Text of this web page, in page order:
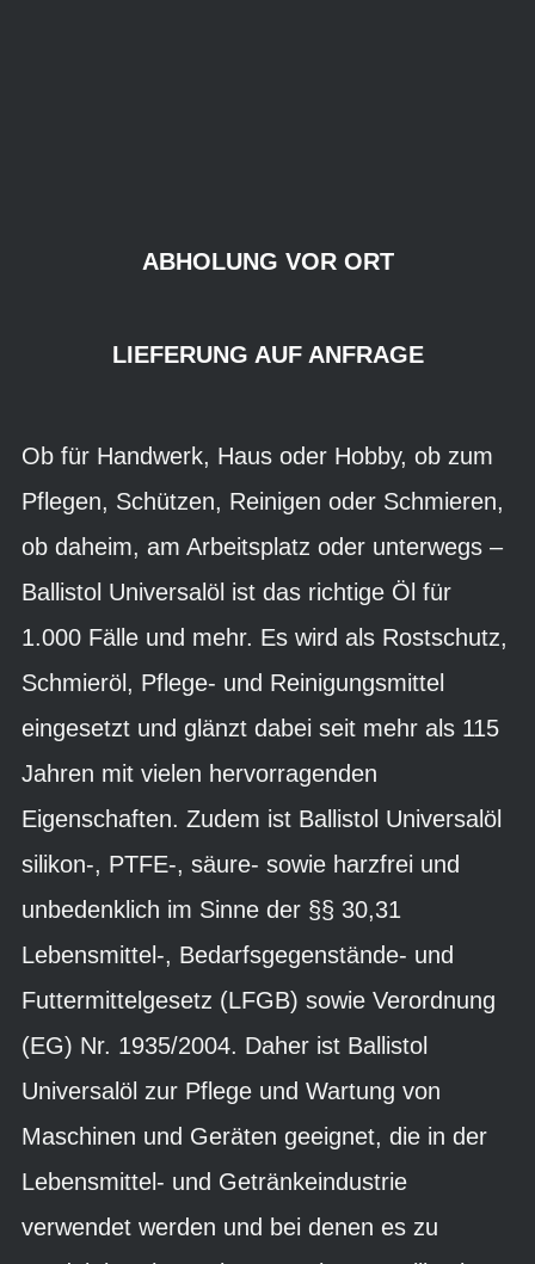
ABHOLUNG VOR ORT
LIEFERUNG AUF ANFRAGE
Ob für Handwerk, Haus oder Hobby, ob zum
Pflegen, Schützen, Reinigen oder Schmieren,
ob daheim, am Arbeitsplatz oder unterwegs –
Ballistol Universalöl ist das richtige Öl für
1.000 Fälle und mehr. Es wird als Rostschutz,
Schmieröl, Pflege- und Reinigungsmittel
eingesetzt und glänzt dabei seit mehr als 115
Jahren mit vielen hervorragenden
Eigenschaften. Zudem ist Ballistol Universalöl
silikon-, PTFE-, säure- sowie harzfrei und
unbedenklich im Sinne der §§ 30,31
Lebensmittel-, Bedarfsgegenstände- und
Futtermittelgesetz (LFGB) sowie Verordnung
(EG) Nr. 1935/2004. Daher ist Ballistol
Universalöl zur Pflege und Wartung von
Maschinen und Geräten geeignet, die in der
Lebensmittel- und Getränkeindustrie
verwendet werden und bei denen es zu